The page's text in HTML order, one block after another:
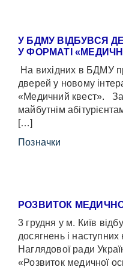
У БДМУ ВІДБУВСЯ
У ФОРМАТІ
На вихідних в БДМУ
дверей у новому
«Медичний квест».
майбутнім
[…]
Позначки
РОЗВИТОК
3 грудня у м. Київ
досягнень і
Наглядової ради
«Розвиток медичної